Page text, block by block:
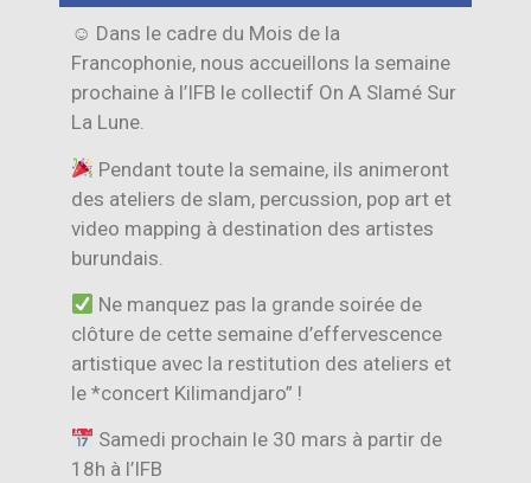
☺ Dans le cadre du Mois de la
Francophonie, nous accueillons la semaine
prochaine à l’IFB le collectif On A Slamé Sur
La Lune.
Pendant toute la semaine, ils animeront
des ateliers de slam, percussion, pop art et
video mapping à destination des artistes
burundais.
Ne manquez pas la grande soirée de
clôture de cette semaine d’effervescence
artistique avec la restitution des ateliers et
le *concert Kilimandjaro” !
Samedi prochain le 30 mars à partir de
18h à l’IFB